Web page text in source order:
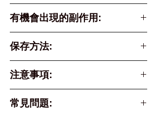
Individuals
experiencing symptoms
such as high fever,
chills, extreme
tiredness, headache,
cough, sore throat and
runny nose.
時內服藥。
標準用法為：
只需口服單劑量，劑量依體重決
定。
12歲或以上人士，體重80公斤以下
服用40mg，體重80公斤或以上服
有機會出現的副作用:
至 5%）
痛、頭暈
罕見但嚴重的副作用（須立即就
保存方法:
處。
方。
注意事項:
磅）或以上。
常見問題: